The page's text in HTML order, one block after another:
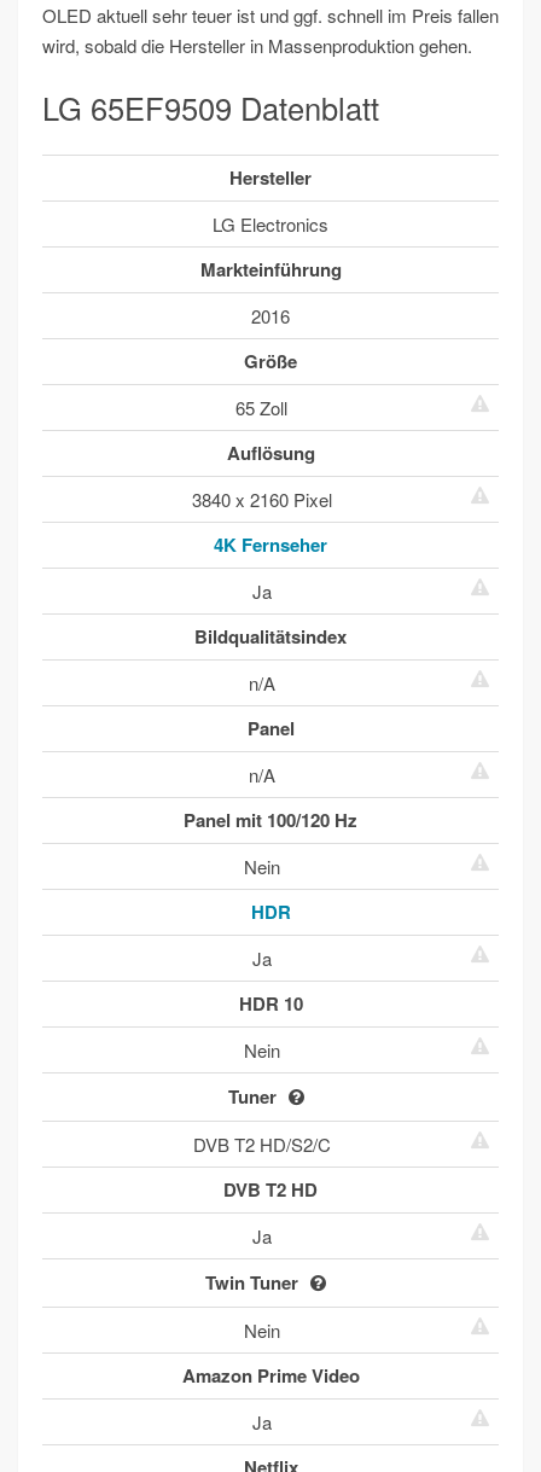
OLED aktuell sehr teuer ist und ggf. schnell im Preis fallen
wird, sobald die Hersteller in Massenproduktion gehen.
LG 65EF9509 Datenblatt
Hersteller
LG Electronics
Markteinführung
2016
Größe
65 Zoll
Auflösung
3840 x 2160 Pixel
4K Fernseher
Ja
Bildqualitätsindex
n/A
Panel
n/A
Panel mit 100/120 Hz
Nein
HDR
Ja
HDR 10
Nein
Tuner
DVB T2 HD/S2/C
DVB T2 HD
Ja
Twin Tuner
Nein
Amazon Prime Video
Ja
Netflix